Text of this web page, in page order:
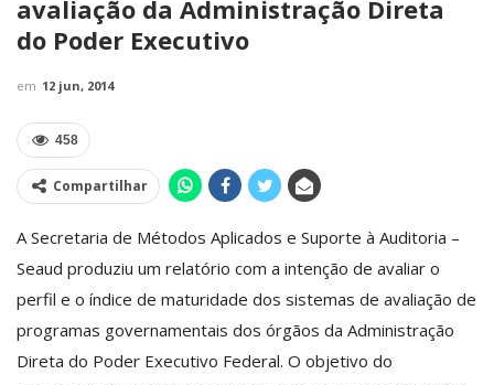
avaliação da Administração Direta
do Poder Executivo
em 12 jun, 2014
458
Compartilhar
A Secretaria de Métodos Aplicados e Suporte à Auditoria –
Seaud produziu um relatório com a intenção de avaliar o
perfil e o índice de maturidade dos sistemas de avaliação de
programas governamentais dos órgãos da Administração
Direta do Poder Executivo Federal. O objetivo do